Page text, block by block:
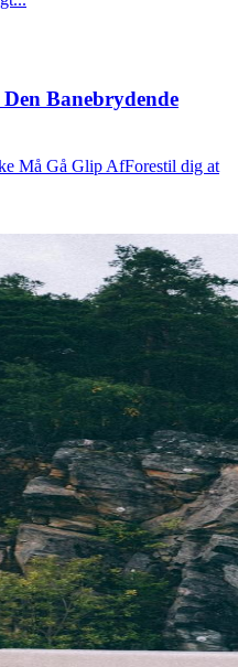
Banebrydende
Må Gå Glip AfForestil dig at